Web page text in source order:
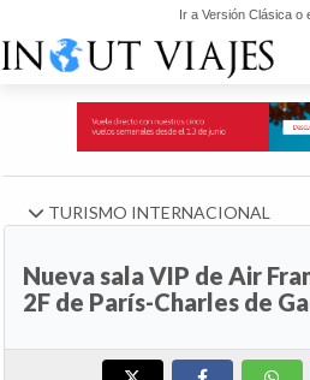
Ir a Versión Clásica o
TURISMO INTERNACIONAL
Nueva sala VIP de Air
2F de París-Charles de